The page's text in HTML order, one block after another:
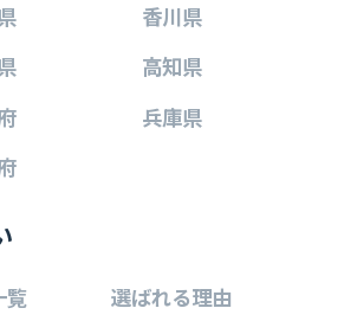
香川県
高知県
兵庫県
覧 選ばれる理由